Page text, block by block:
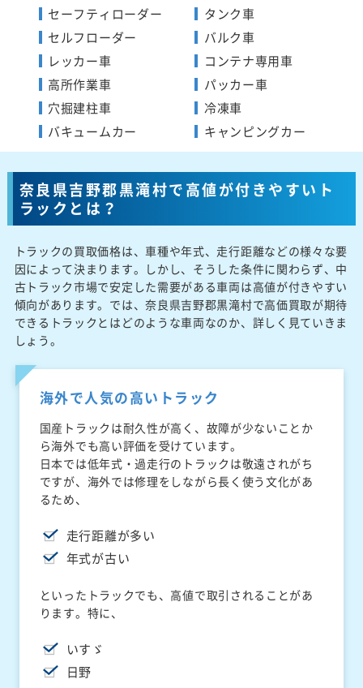
セーフティローダー
セルフローダー
レッカー車
高所作業車
穴掘建柱車
バキュームカー
タンク車
バルク車
コンテナ専用車
パッカー車
冷凍車
キャンピングカー
奈良県吉野郡黒滝村で高値が付きやすいト
ラックとは？
トラックの買取価格は、車種や年式、走行距離などの様々な要
因によって決まります。しかし、そうした条件に関わらず、中
古トラック市場で安定した需要がある車両は高値が付きやすい
傾向があります。では、奈良県吉野郡黒滝村で高価買取が期待
できるトラックとはどのような車両なのか、詳しく見ていきま
しょう。
海外で人気の高いトラック
国産トラックは耐久性が高く、故障が少ないことか
ら海外でも高い評価を受けています。
日本では低年式・過走行のトラックは敬遠されがち
ですが、海外では修理をしながら長く使う文化があ
るため、
走行距離が多い
年式が古い
といったトラックでも、高値で取引されることがあ
ります。特に、
いすゞ
日野